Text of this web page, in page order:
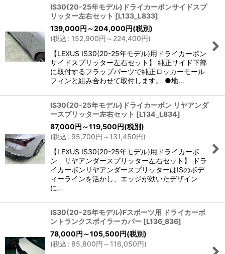
IS30(20-25年モデル)ドライカーボンサイドスプ
リッター左右セット [L133_L833]
139,000円 ～204,000円(税別)
(税込: 152,900円 ～224,400円)
【LEXUS IS30(20-25年モデル)用ドライカーボン
サイドスプリッター左右セット】 純正サイド下部
に取付するフラップパーツで純正ロッカーモール
フィンと組み合わせて取付します。 ●地…
IS30(20-25年モデル)ドライカーボン リヤアンダ
ースプリッター左右セット [L134_L834]
87,000円 ～119,500円(税別)
(税込: 95,700円 ～131,450円)
【LEXUS IS30(20-25年モデル)用ドライカーボ
ン リヤアンダースプリッター左右セット】 ドラ
イカーボンリヤアンダースプリッターはISのボデ
ィーラインを活かし、エッジが効いたデザイン
に…
IS30(20-25年モデル)Fスポーツ用 ドライカーボ
ントランクスポイラーカバー [L136_836]
78,000円 ～105,500円(税別)
(税込: 85,800円 ～116,050円)